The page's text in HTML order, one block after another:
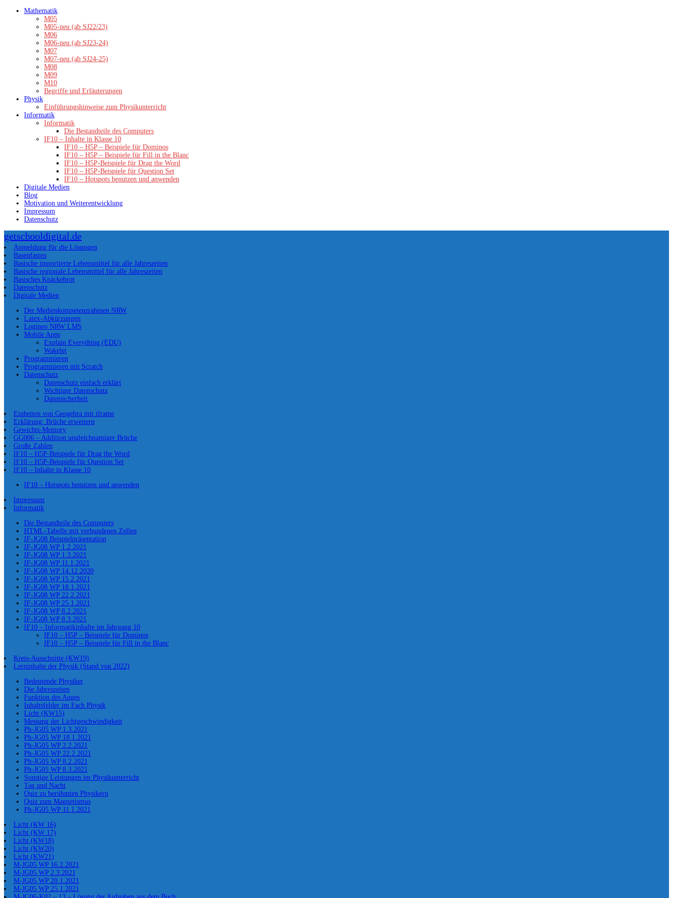
Zum
Mathematik
M05
M05-neu (ab SJ22/23)
M06
M06-neu (ab SJ23-24)
M07
M07-neu (ab SJ24-25)
M08
M09
M10
Begriffe und Erläuterungen
Physik
Einführungshinweise zum Physikunterricht
Informatik
Informatik
Die Bestandteile des Computers
IF10 – Inhalte in Klasse 10
IF10 – H5P – Beispiele für Dominos
IF10 – H5P – Beispiele für Fill in the Blanc
IF10 – H5P-Beispiele für Drag the Word
IF10 – H5P-Beispiele für Question Set
IF10 – Hotspots benutzen und anwenden
Digitale Medien
Blog
Motivation und Weiterentwicklung
Impressum
Datenschutz
getschooldigital.de
Anmeldung für die Lösungen
Basenfasten
Basische importierte Lebensmittel für alle Jahreszeiten
Basische regionale Lebensmittel für alle Jahreszeiten
Basisches Knäckebrot
Datenschutz
Digitale Medien
Der Medienkompetenzrahmen NRW
Latex-Abkürzungen
Logineo NRW LMS
Mobile Apps
Explain Everything (EDU)
Wakelet
Programmieren
Programmieren mit Scratch
Datenschutz
Datenschutz einfach erklärt
Wichtiger Datenschutz
Datensicherheit
Einbetten von Geogebra mit iframe
Erklärung: Brüche erweitern
Gewichts-Memory
GG006 – Addition ungleichnamiger Brüche
Große Zahlen
IF10 – H5P-Beispiele für Drag the Word
IF10 – H5P-Beispiele für Question Set
IF10 – Inhalte in Klasse 10
IF10 – Hotspots benutzen und anwenden
Impressum
Informatik
Die Bestandteile des Computers
HTML-Tabelle mit verbundenen Zellen
IF-JG08 Beispielpräsentation
IF-JG08 WP 1.2.2021
IF-JG08 WP 1.3.2021
IF-JG08 WP 11.1.2021
IF-JG08 WP 14.12.2020
IF-JG08 WP 15.2.2021
IF-JG08 WP 18.1.2021
IF-JG08 WP 22.2.2021
IF-JG08 WP 25.1.2021
IF-JG08 WP 8.2.2021
IF-JG08 WP 8.3.2021
IF10 – Informatikinhalte im Jahrgang 10
IF10 – H5P – Beispiele für Dominos
IF10 – H5P – Beispiele für Fill in the Blanc
Kreis-Ausschnitte (KW19)
Lerninhalte der Physik (Stand von 2022)
Bedeutende Physiker
Die Jahreszeiten
Funktion des Auges
Inhaltsfelder im Fach Physik
Licht (KW15)
Messung der Lichtgeschwindigkeit
Ph-JG05 WP 1.3.2021
Ph-JG05 WP 18.1.2021
Ph-JG05 WP 2.2.2021
Ph-JG05 WP 22.2.2021
Ph-JG05 WP 8.2.2021
Ph-JG05 WP 8.3.2021
Sonstige Leistungen im Physikunterricht
Tag und Nacht
Quiz zu berühmten Physikern
Quiz zum Magnetismus
Ph-JG05 WP 11.1.2021
Licht (KW 16)
Licht (KW 17)
Licht (KW18)
Licht (KW20)
Licht (KW21)
M-JG05 WP 16.2.2021
M-JG05 WP 2.3.2021
M-JG05 WP 20.1.2021
M-JG05 WP 25.1.2021